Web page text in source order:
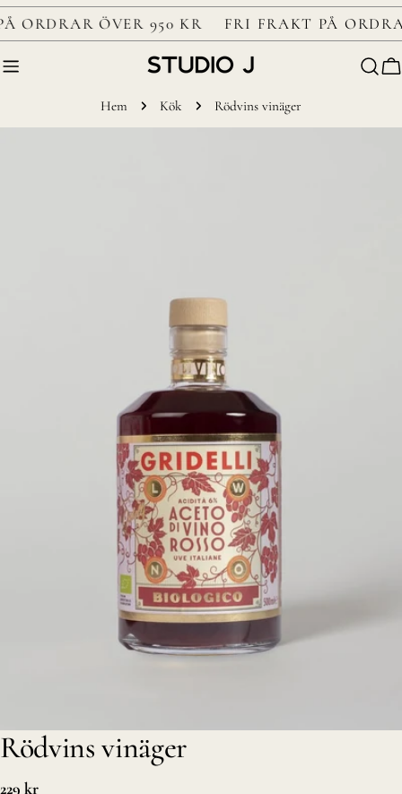
Gå
till
nästa
ORDRAR ÖVER 950 KR FRI FRAKT PÅ
Hem Kök Rödvins vinäger
media 0 i modal
Rödvins vinäger
Vanligt
229 kr